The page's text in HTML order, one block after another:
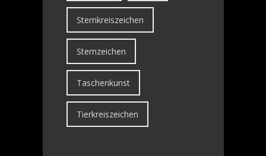
Sternkreiszeichen
Sternzeichen
Taschenkunst
Tierkreiszeichen